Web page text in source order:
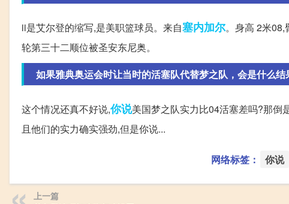
ii是艾尔登的缩写,是美职篮球员。来自塞内加尔。身高 2米08,
轮第三十二顺位被圣安东尼奥。
如果雅典奥运会时让当时的活塞队代替梦之队，会是什么结
这个情况还真不好说,你说美国梦之队实力比04活塞差吗?那倒
且他们的实力确实强劲,但是你说...
网络标签： 你说
上一篇